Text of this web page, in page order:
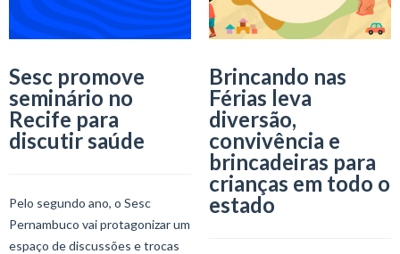
Sesc promove
seminário no
Recife para
discutir saúde
Pelo segundo ano, o Sesc
Pernambuco vai protagonizar um
espaço de discussões e trocas
Brincando nas
Férias leva
diversão,
convivência e
brincadeiras para
crianças em todo o
estado